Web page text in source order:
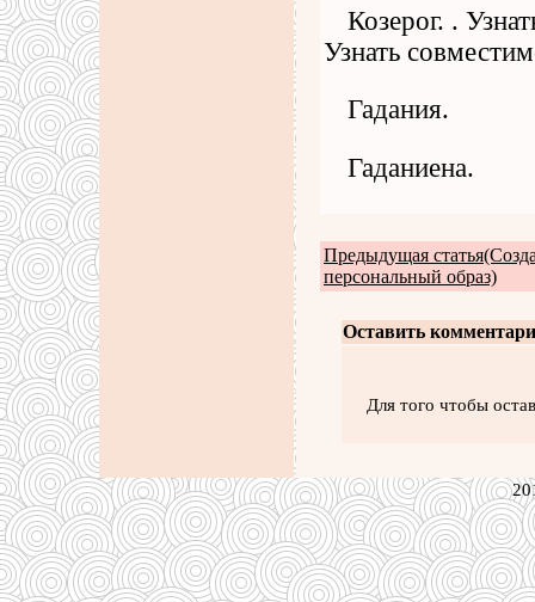
Козерог. .
Узнать
Гадания.
Гаданиена.
Предыдущая
персональный образ)
Оставить
Для того чтобы